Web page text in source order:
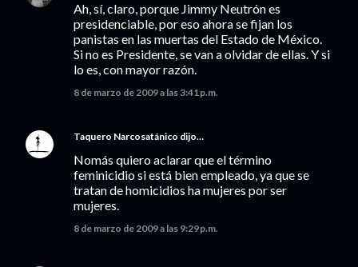
Ah, sí, claro, porque Jimmy Neutrón es
presidenciable, por eso ahora se fijan los
panistas en las muertas del Estado de México.
Si no es Presidente, se van a olvidar de ellas. Y si
lo es, con mayor razón.
8 de marzo de 2009 a las 3:41 p.m.
Taquero Narcosatánico dijo…
Nomás quiero aclarar que el término
feminicidio si está bien empleado, ya que se
tratan de homicidios ha mujeres por ser
mujeres.
8 de marzo de 2009 a las 9:29 p.m.